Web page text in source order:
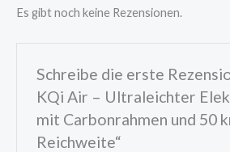
Es gibt noch keine Rezensionen.
Schreibe die erste
KQi Air – Ultraleichter
mit Carbonrahmen und 50
Reichweite“